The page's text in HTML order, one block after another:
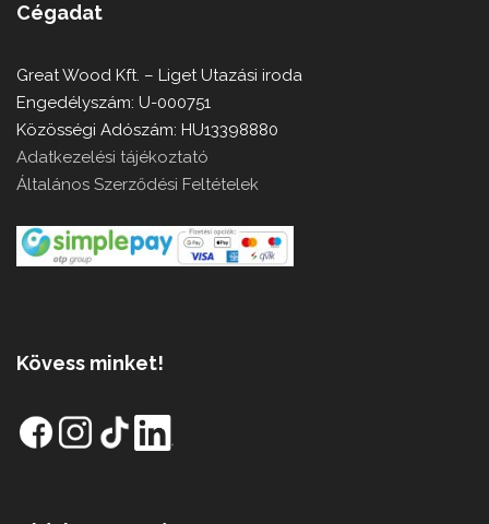
Cégadat
Great Wood Kft. – Liget Utazási iroda
Engedélyszám: U-000751
Közösségi Adószám: HU13398880
Adatkezelési tájékoztató
Általános Szerződési Feltételek
Kövess minket!